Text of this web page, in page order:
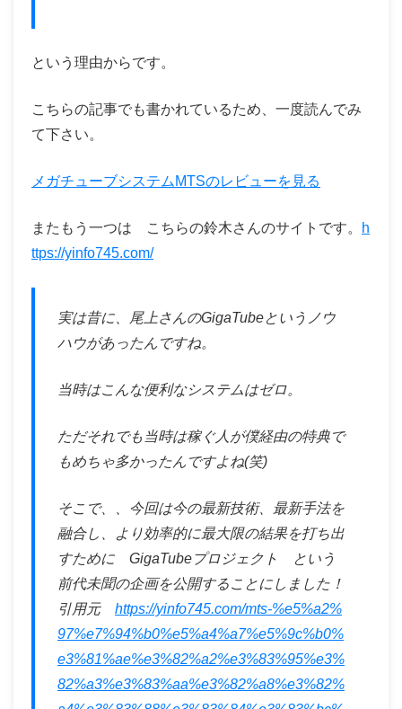
という理由からです。
こちらの記事でも書かれているため、一度読んでみ
て下さい。
メガチューブシステムMTSのレビューを見る
またもう一つは こちらの鈴木さんのサイトです。
h
ttps://yinfo745.com/
実は昔に、尾上さんのGigaTubeというノウ
ハウがあったんですね。
当時はこんな便利なシステムはゼロ。
ただそれでも当時は稼ぐ人が僕経由の特典で
もめちゃ多かったんですよね(笑)
そこで、、今回は今の最新技術、最新手法を
融合し、より効率的に最大限の結果を打ち出
すために GigaTubeプロジェクト という
前代未聞の企画を公開することにしました！
引用元 https://yinfo745.com/mts-%e5%a2%
97%e7%94%b0%e5%a4%a7%e5%9c%b0%
e3%81%ae%e3%82%a2%e3%83%95%e3%
82%a3%e3%83%aa%e3%82%a8%e3%82%